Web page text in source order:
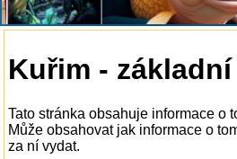
Kuřim -
Tato stránka obsahuje informace o
Může obsahovat jak informace o
za ní vydat.